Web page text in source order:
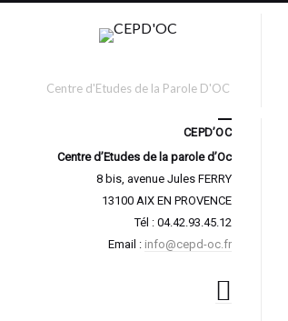
Centre d'Etudes de la Parole D'OC
CEPD’OC
Centre d’Etudes de la parole d’Oc
8 bis, avenue Jules FERRY
13100 AIX EN PROVENCE
Tél : 04.42.93.45.12
Email : info@cepd-oc.fr